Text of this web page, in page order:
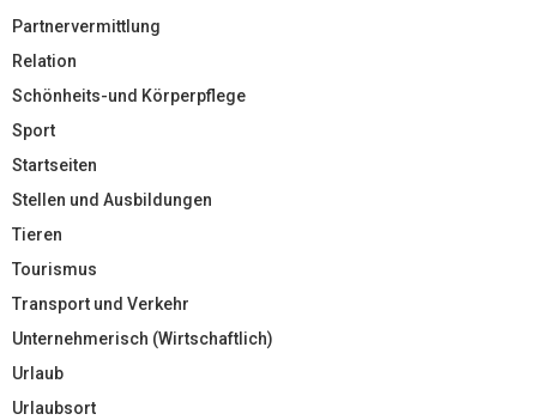
Partnervermittlung
Relation
Schönheits-und Körperpflege
Sport
Startseiten
Stellen und Ausbildungen
Tieren
Tourismus
Transport und Verkehr
Unternehmerisch (Wirtschaftlich)
Urlaub
Urlaubsort